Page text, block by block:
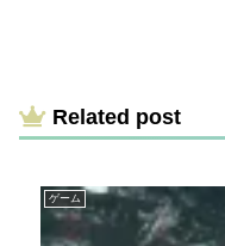
Related post
ゲーム